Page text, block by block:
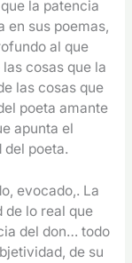
la patencia
en sus poemas,
al que
cosas que la
las cosas que
poeta amante
apunta el
del poeta.
evocado,. La
de lo real que
del don… todo
de su